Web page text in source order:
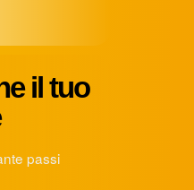
il tuo
passi